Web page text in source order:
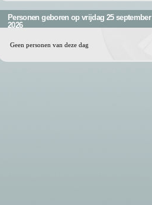
Personen geboren op vrijdag 25 september
2026
Geen personen van deze dag